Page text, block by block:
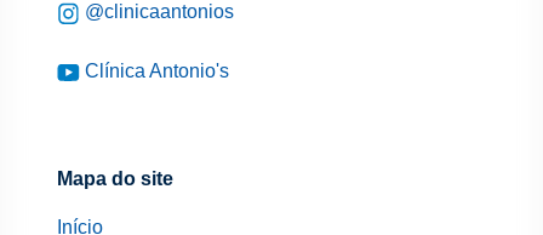
@clinicaantonios
Clínica Antonio's
Mapa do site
Início